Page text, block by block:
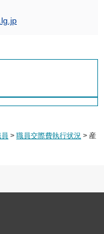
> 職員交際費執行状況 > 産